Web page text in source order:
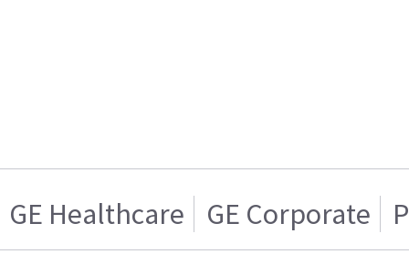
GE Healthcare GE Corporate